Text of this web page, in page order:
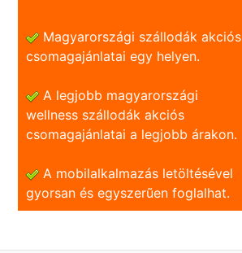
Magyarországi szállodák akciós
csomagajánlatai egy helyen.
A legjobb magyarországi
wellness szállodák akciós
csomagajánlatai a legjobb árakon.
A mobilalkalmazás letöltésével
gyorsan és egyszerũen foglalhat.